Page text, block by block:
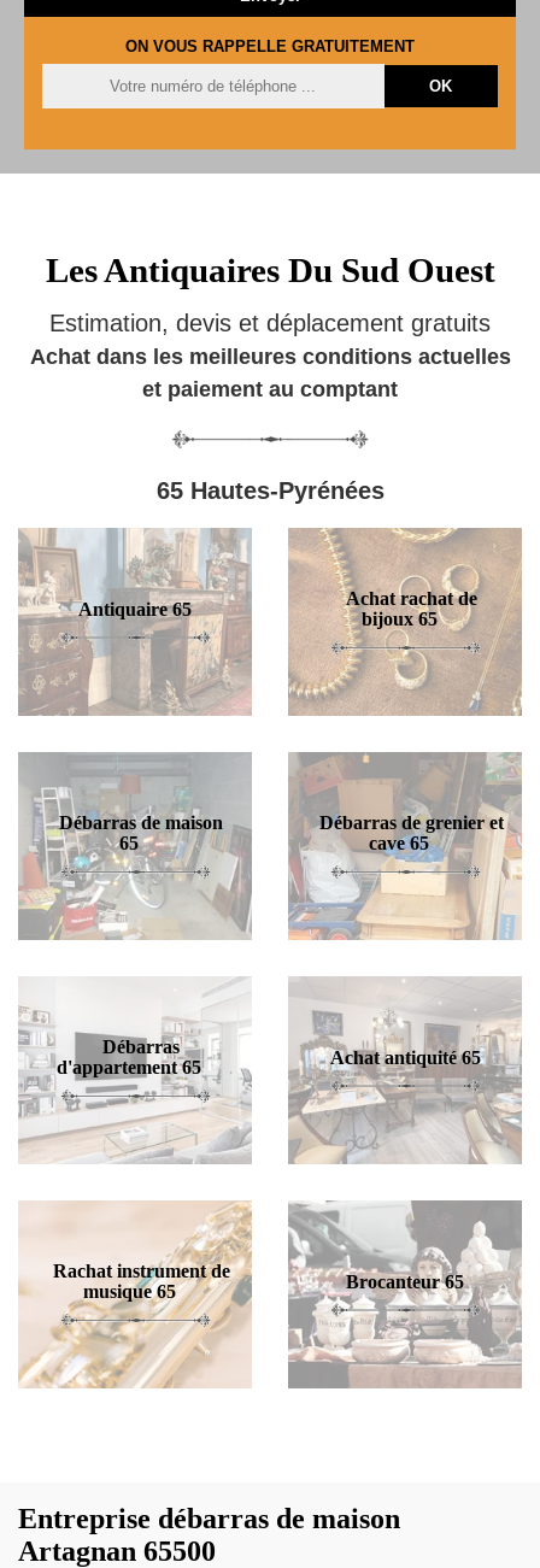
ON VOUS RAPPELLE GRATUITEMENT
Les Antiquaires Du Sud Ouest
Estimation, devis et déplacement gratuits
Achat dans les meilleures conditions actuelles
et paiement au comptant
65 Hautes-Pyrénées
Antiquaire 65
Achat rachat de
bijoux 65
Débarras de maison
65
Débarras de grenier et
cave 65
Débarras
d'appartement 65
Achat antiquité 65
Rachat instrument de
musique 65
Brocanteur 65
Entreprise débarras de maison
Artagnan 65500